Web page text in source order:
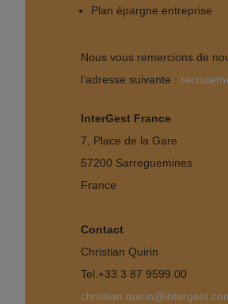
Plan épargne entreprise
Nous vous remercions de
l’adresse suivante :
InterGest France
7, Place de la Gare
57200 Sarreguemines
France
Contact
Christian Quirin
Tel.+33 3 87 9599 00